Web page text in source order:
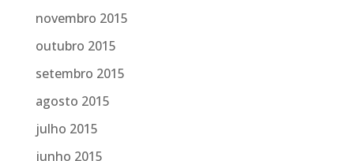
novembro 2015
outubro 2015
setembro 2015
agosto 2015
julho 2015
junho 2015